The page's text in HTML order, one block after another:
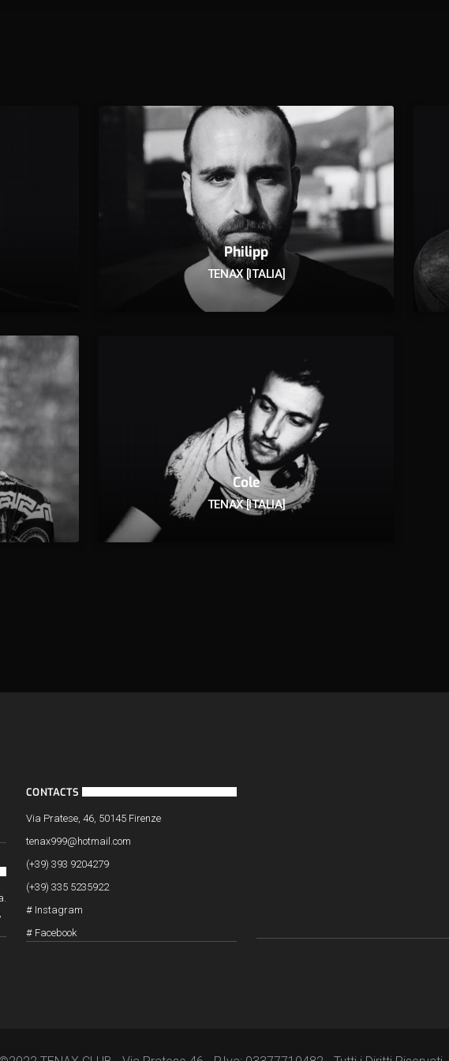
Philipp
TENAX [ITALIA]
Cole
TENAX [ITALIA]
CONTACTS
Via Pratese, 46, 50145 Firenze
tenax999@hotmail.com
(+39) 393 9204279
(+39) 335 5235922
# Instagram
# Facebook